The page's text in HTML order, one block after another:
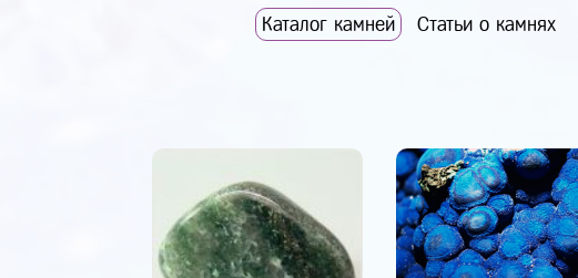
Каталог камней Статьи о камнях